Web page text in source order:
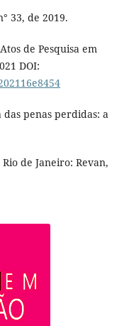
33, de 2019.
de Pesquisa em
DOI:
das penas perdidas: a
de Janeiro: Revan,